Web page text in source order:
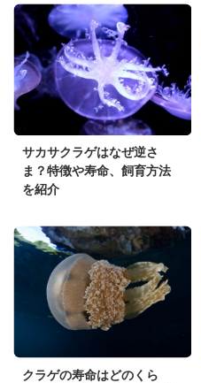
サカサクラゲはなぜ逆さ
ま？特徴や寿命、飼育方法
を紹介
クラゲの寿命はどのくら